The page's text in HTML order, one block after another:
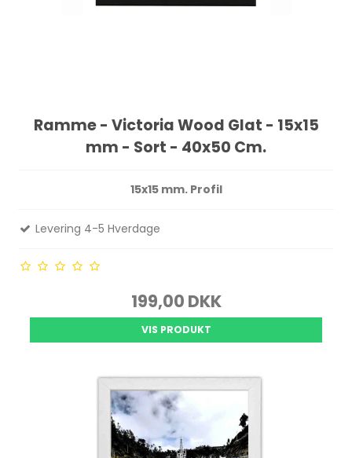
Ramme - Victoria Wood Glat - 15x15
mm - Sort - 40x50 Cm.
15x15 mm. Profil
Levering 4-5 Hverdage
199,00 DKK
VIS PRODUKT